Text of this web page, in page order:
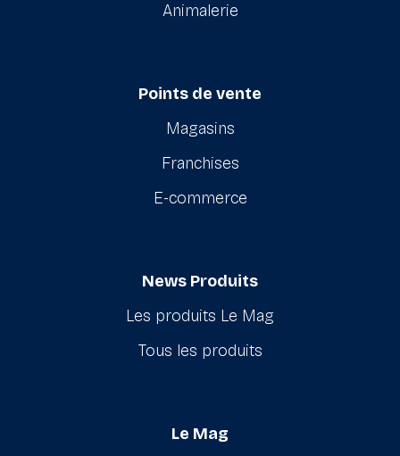
Animalerie
Points de vente
Magasins
Franchises
E-commerce
News Produits
Les produits Le Mag
Tous les produits
Le Mag